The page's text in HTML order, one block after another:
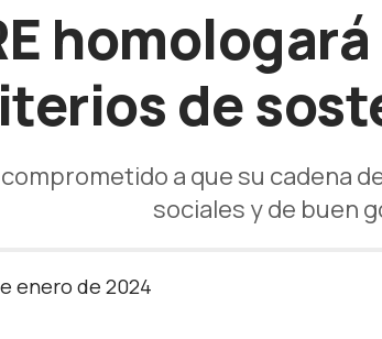
de
comprometido a que su
sociales y de buen
enero de 2024